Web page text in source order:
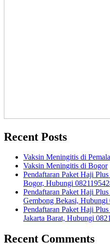
Recent Posts
Vaksin Meningitis di
Vaksin Meningitis di Bogor
Pendaftaran Paket Haji
Bogor, Hubungi
Pendaftaran Paket Haji
Gembong Bekasi, Hubungi
Pendaftaran Paket Haji
Jakarta Barat, Hubungi
Recent Comments